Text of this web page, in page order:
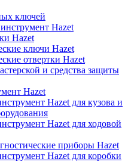
ключей
Hazet
Hazet
ключи Hazet
отвертки Hazet
и средства защиты
Hazet
Hazet для кузова и
Hazet для ходовой
приборы Hazet
Hazet для коробки